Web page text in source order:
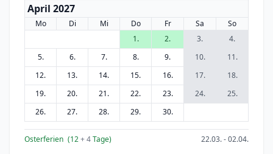
April 2027
Mo Di Mi Do Fr Sa
So
1.
2. 3.
4.
5.
6. 7. 8. 9. 10.
11.
12.
13. 14. 15. 16. 17.
18.
19.
20. 21. 22. 23. 24.
25.
26.
27. 28. 29. 30.
Osterferien (12+ 4Tage) 22.03. - 02.04.